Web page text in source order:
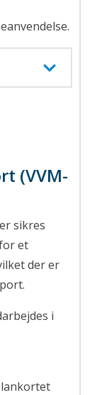
(VVM-
sikres
et
der er
i